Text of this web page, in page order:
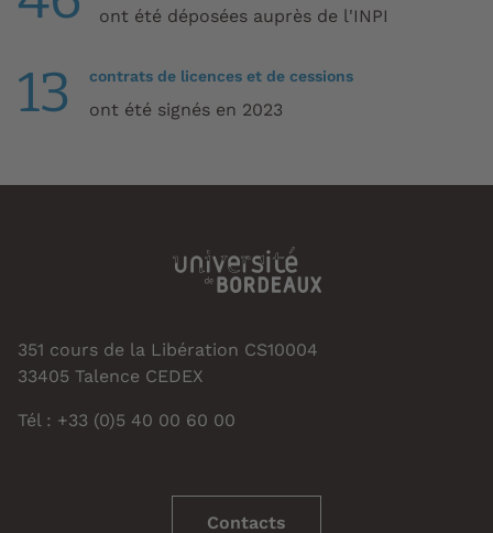
ont été déposées auprès de l'INPI
13 contrats de licences et de cessions
ont été signés en 2023
351 cours de la Libération CS10004
33405 Talence CEDEX
Tél : +33 (0)5 40 00 60 00
Contacts